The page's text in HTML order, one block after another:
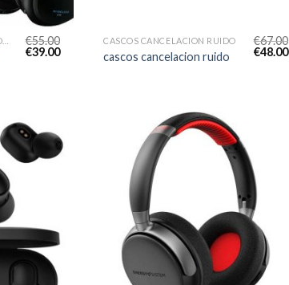
€55.00
€39.00
CASCOS CANCELACION RUIDO
cascos cancelacion ruido
€67.00
€48.00